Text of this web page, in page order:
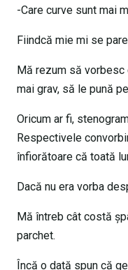
-Care curve sunt mai
Fiindcă mie mi se
Mă rezum să
mai grav, să le pună
Oricum ar fi,
Respectivele
înfiorătoare că toată
Dacă nu era vorba
Mă întreb cât costă
parchet.
Încă o dată spun că